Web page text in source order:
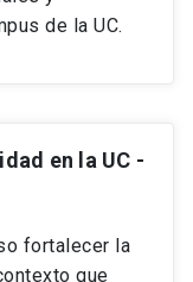
de la UC.
en la UC -
fortalecer la
que